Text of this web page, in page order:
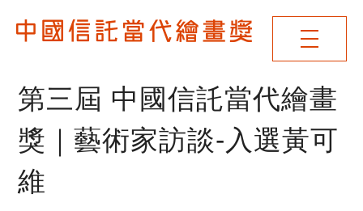
第三屆 中國信託當代繪畫
獎｜藝術家訪談-入選黃可
維